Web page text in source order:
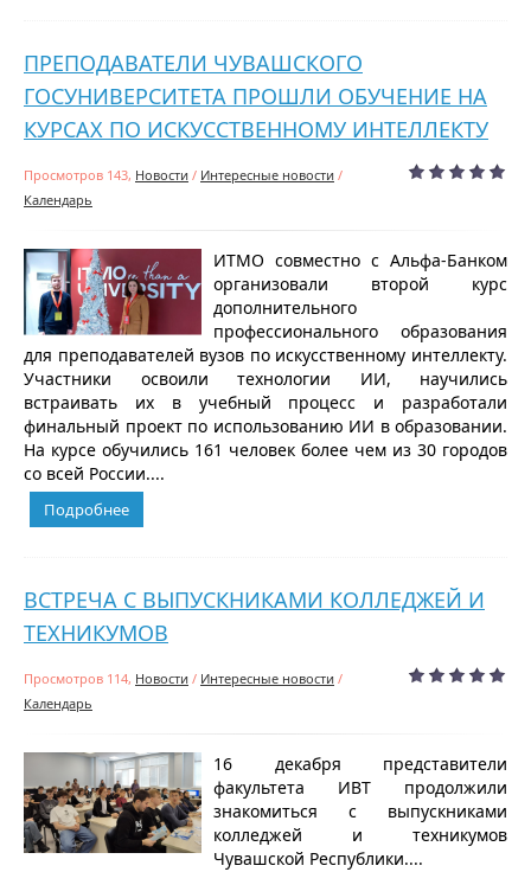
ПРЕПОДАВАТЕЛИ ЧУВАШСКОГО
ГОСУНИВЕРСИТЕТА ПРОШЛИ ОБУЧЕНИЕ НА
КУРСАХ ПО ИСКУССТВЕННОМУ ИНТЕЛЛЕКТУ
Просмотров 143, Новости / Интересные новости /
Календарь
ИТМО совместно с Альфа-Банком
организовали второй курс
дополнительного
профессионального образования
для преподавателей вузов по искусственному интеллекту.
Участники освоили технологии ИИ, научились
встраивать их в учебный процесс и разработали
финальный проект по использованию ИИ в образовании.
На курсе обучились 161 человек более чем из 30 городов
со всей России....
Подробнее
ВСТРЕЧА С ВЫПУСКНИКАМИ КОЛЛЕДЖЕЙ И
ТЕХНИКУМОВ
Просмотров 114, Новости / Интересные новости /
Календарь
16 декабря представители
факультета ИВТ продолжили
знакомиться с выпускниками
колледжей и техникумов
Чувашской Республики....